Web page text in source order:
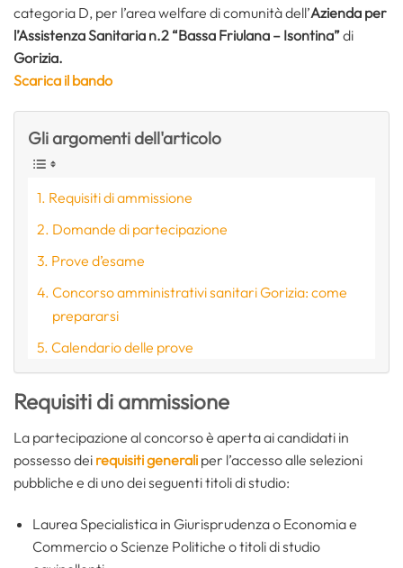
categoria D, per l’area welfare di comunità dell’Azienda per
l’Assistenza Sanitaria n.2 “Bassa Friulana – Isontina”di
Gorizia.
Scarica il bando
Gli argomenti dell'articolo
Requisiti di ammissione
Domande di partecipazione
Prove d’esame
Concorso amministrativi sanitari Gorizia: come
prepararsi
Calendario delle prove
Requisiti di ammissione
La partecipazione al concorso è aperta ai candidati in
possesso dei requisiti generali per l’accesso alle selezioni
pubbliche e di uno dei seguenti titoli di studio:
Laurea Specialistica in Giurisprudenza o Economia e
Commercio o Scienze Politiche o titoli di studio